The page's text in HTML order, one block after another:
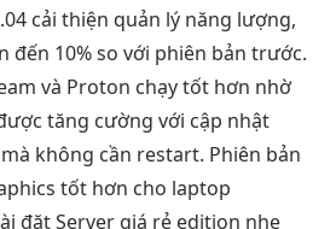
cải thiện quản lý năng lượng,
đến 10% so với phiên bản trước.
và Proton chạy tốt hơn nhờ
tăng cường với cập nhật
không cần restart. Phiên bản
tốt hơn cho laptop
đặt Server giá rẻ edition nhẹ